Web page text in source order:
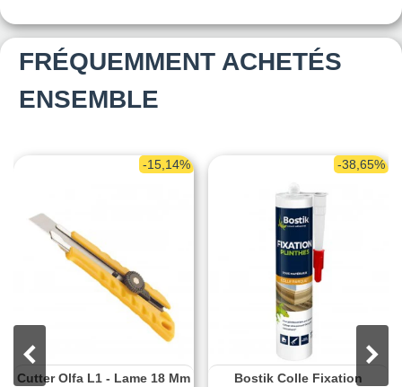
FRÉQUEMMENT ACHETÉS
ENSEMBLE
-15,14%
Cutter Olfa L1 - Lame 18 Mm
-38,65%
Bostik Colle Fixation